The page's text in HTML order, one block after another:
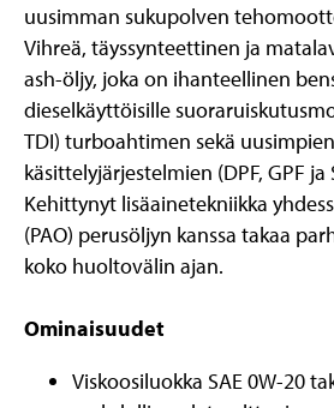
uusimman sukupolven
Vihreä, täyssynteettinen ja
ash-öljy, joka on ihanteellinen
dieselkäyttöisille
TDI) turboahtimen sekä
käsittelyjärjestelmien (DPF, GPF ja
Kehittynyt lisäainetekniikka
(PAO) perusöljyn kanssa takaa
koko huoltovälin ajan.
Ominaisuudet
Viskoosiluokka SAE 0W-20